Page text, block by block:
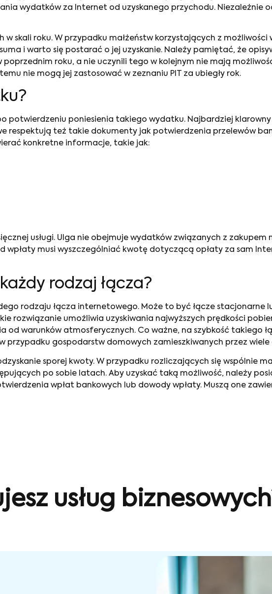
wydatków za Internet od uzyskanego przychodu. Niezależnie
skali roku. W przypadku małżeństw korzystających z
i warto się postarać o jej uzyskanie. Należy pamiętać, że
roku, a nie uczynili tego w kolejnym nie mają
nie mogą jej zastosować w zeznaniu PIT za ubiegły rok.
?
potwierdzeniu poniesienia takiego wydatku. Najbardziej
respektują też takie dokumenty jak potwierdzenia przelewów
konkretne informacje, takie jak:
usługi. Ulga nie obejmuje wydatków związanych z
wpłaty musi wyszczególniać kwotę dotyczącą opłaty za sam
rodzaj łącza?
rodzaju łącza internetowego. Może to być łącze stacjonarne
rozwiązanie umożliwia uzyskiwania najwyższych prędkości
od warunków atmosferycznych. Co ważne, na szybkość takiego
gospodarstw domowych zamieszkiwanych przez wiele
sporej kwoty. W przypadku rozliczających się wspólnie
po sobie latach. Aby uzyskać taką możliwość, należy
wpłat bankowych lub dowody wpłaty. Muszą one
usług